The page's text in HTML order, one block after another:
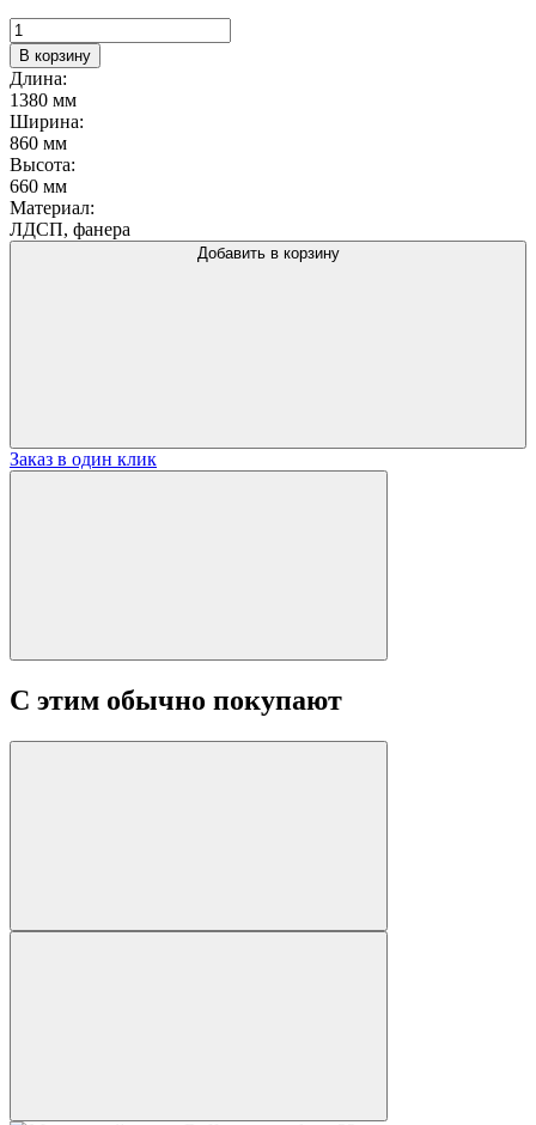
Количество
товара
Диван
Golf,
синий
В корзину
Длина:
1380 мм
Ширина:
860 мм
Высота:
660 мм
Материал:
ЛДСП, фанера
Добавить в корзину
Заказ в один клик
С этим обычно покупают